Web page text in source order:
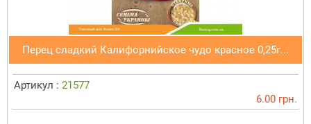
Перец сладкий Калифорнийское чудо красное 0,25г...
Артикул : 21577
6.00 грн.